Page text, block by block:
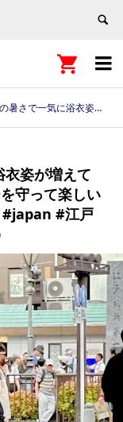


ナーを守って楽しい街歩き #浅草 #asakusa #tokyo #japan #江戸文化の街�https://e-asakusa.jp
姿が増えて
守って楽しい
#江戸